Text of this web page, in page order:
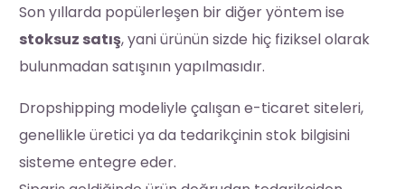
Son yıllarda popülerleşen bir diğer yöntem ise
stoksuz satış, yani ürünün sizde hiç fiziksel olarak
bulunmadan satışının yapılmasıdır.
Dropshipping modeliyle çalışan e-ticaret siteleri,
genellikle üretici ya da tedarikçinin stok bilgisini
sisteme entegre eder.